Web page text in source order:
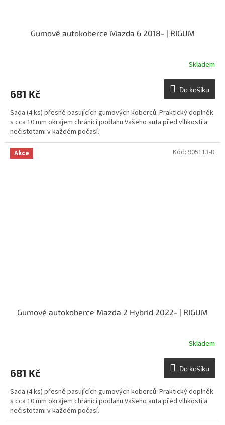
Gumové autokoberce Mazda 6 2018- | RIGUM
Skladem
681 Kč Do košíku
Sada (4 ks) přesně pasujících gumových koberců. Praktický doplněk
s cca 10 mm okrajem chránící podlahu Vašeho auta před vlhkostí a
nečistotami v každém počasí.
Akce
Gumové autokoberce Mazda 2 Hybrid 2022- | RIGUM
Skladem
681 Kč Do košíku
Sada (4 ks) přesně pasujících gumových koberců. Praktický doplněk
s cca 10 mm okrajem chránící podlahu Vašeho auta před vlhkostí a
nečistotami v každém počasí.
Kód: 905113-D